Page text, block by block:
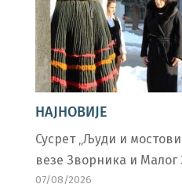
НАЈНОВИЈЕ
Сусрет „Људи и
везе Зворника и Малог
07/08/2026